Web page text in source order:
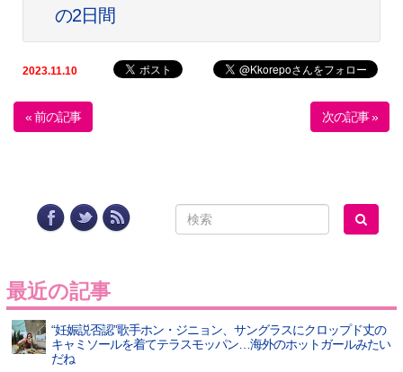
の2日間
2023.11.10
« 前の記事 次の記事 »
最近の記事
“妊娠説否認”歌手ホン・ジニョン、サングラスにクロップド丈の
キャミソールを着てテラスモッパン…海外のホットガールみたい
だね